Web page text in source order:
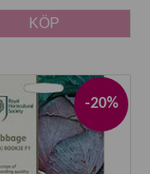
KÖP
-20%